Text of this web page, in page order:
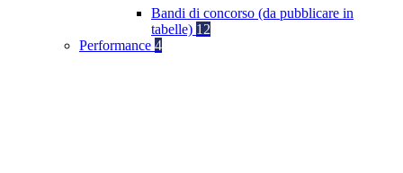
Bandi di concorso (da pubblicare in
tabelle) 12
Performance 4